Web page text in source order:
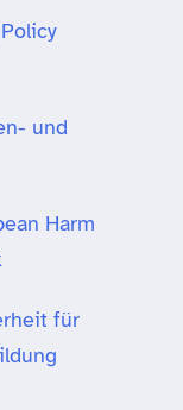
und
Harm
für